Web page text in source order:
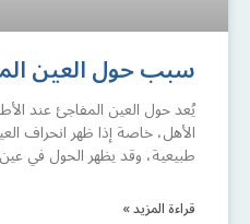
سبب حول العين
يُعد حول العين المفاجئ عند
الأهل، خاصة إذا ظهر انحراف
طبيعية، وقد يظهر الحول في
قراءة المزيد »